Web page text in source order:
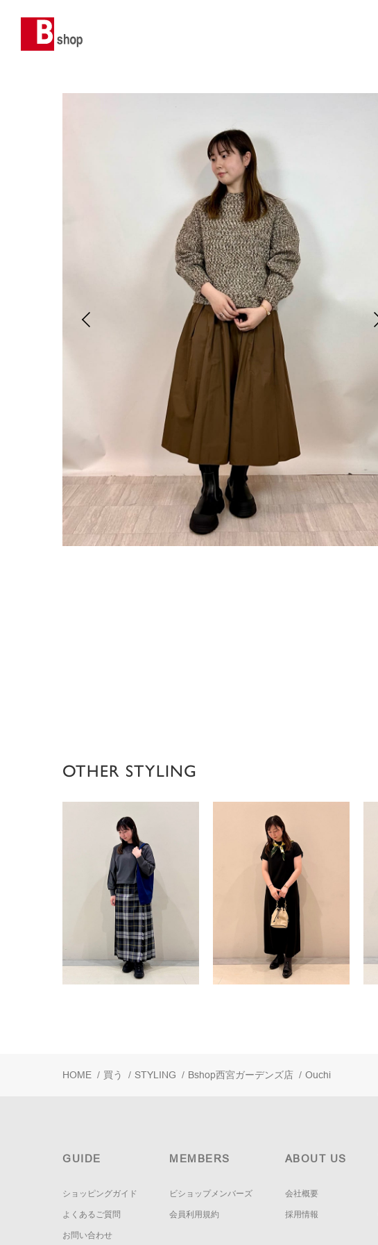
OTHER STYLING
HOME / 買う / STYLING / Bshop西宮ガーデンズ店 / Ouchi
GUIDE
ショッピングガイド
よくあるご質問
お問い合わせ
MEMBERS
ビショップメンバーズ
会員利用規約
ABOUT US
会社概要
採用情報